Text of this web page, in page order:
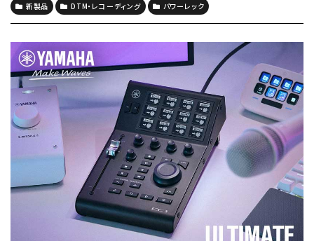
新製品 DTM・レコーディング パワーレック